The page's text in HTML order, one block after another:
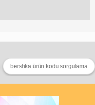
bershka ürün kodu sorgulama